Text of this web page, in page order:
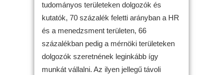
tudományos területeken dolgozók és
kutatók, 70 százalék feletti arányban a HR
és a menedzsment területen, 66
százalékban pedig a mérnöki területeken
dolgozók szeretnének leginkább így
munkát vállalni. Az ilyen jellegű távoli